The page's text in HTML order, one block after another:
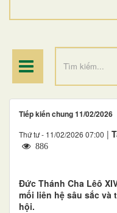
ĐIỂM HÀNH HƯƠNG
Tiếp kiến chung 11/02/2026
Thứ tư - 11/02/2026 07:00 |
886
Đức Thánh Cha Lêô
mối liên hệ sâu sắc và
hội.